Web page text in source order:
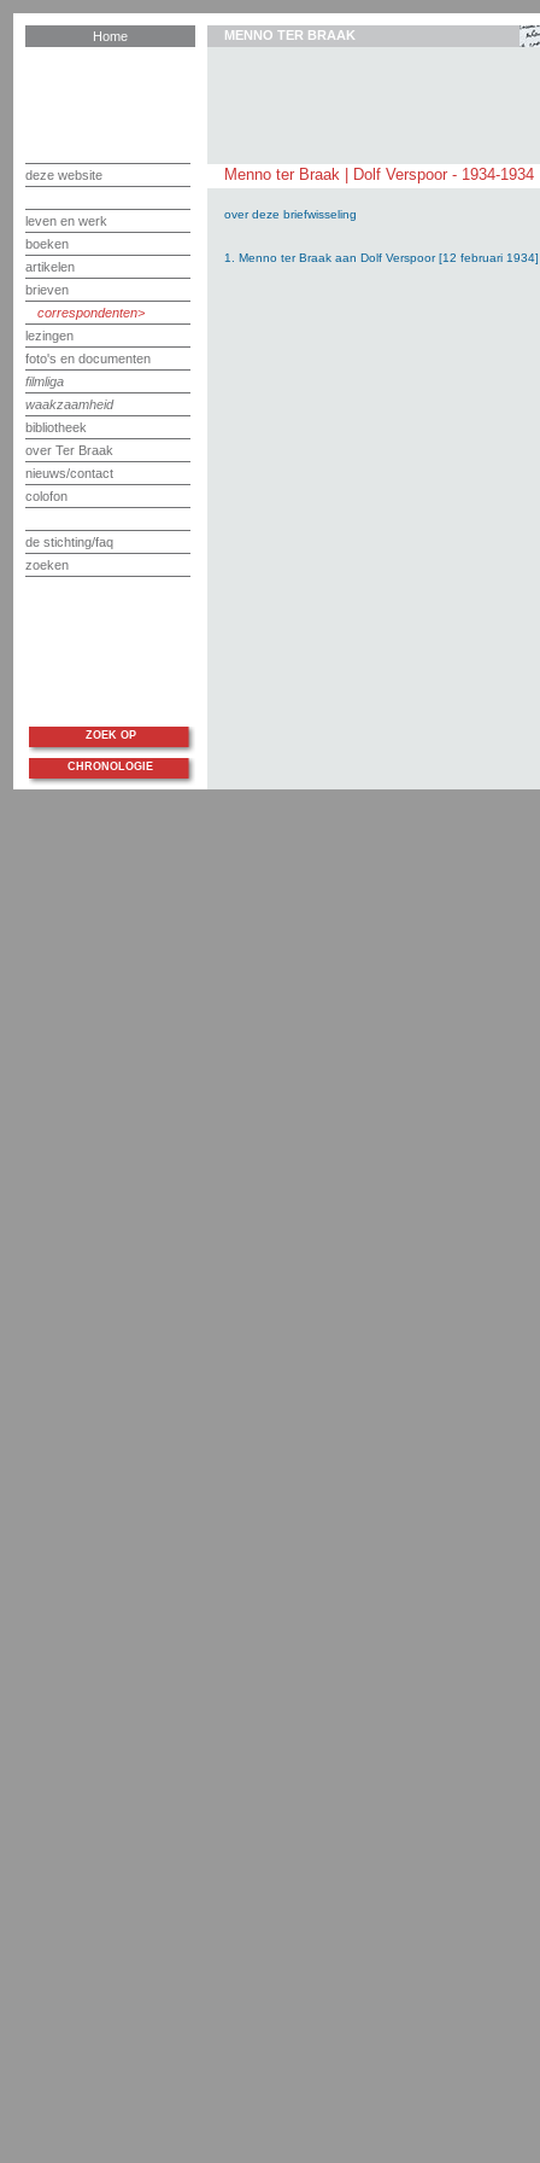
Home
deze website
leven en werk
boeken
artikelen
brieven
correspondenten
lezingen
foto's en documenten
filmliga
waakzaamheid
bibliotheek
over Ter Braak
nieuws/contact
colofon
de stichting/faq
zoeken
MENNO TER BRAAK
Menno ter Braak | Dolf Verspoor - 1934-1934
over deze briefwisseling
1. Menno ter Braak aan Dolf Verspoor [12 februari 1934]
ZOEK OP
CHRONOLOGIE